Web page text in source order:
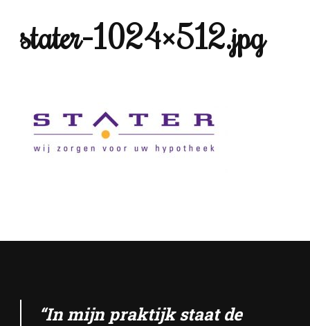
stater-1024×512.jpg
“In mijn praktijk staat de